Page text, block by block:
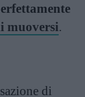
muoversi.
di